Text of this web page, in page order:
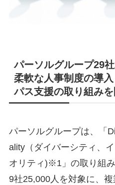
パーソルグループ29
柔軟な人事制度の導
パス支援の取り組みを
パーソルグループは、「
ality（ダイバーシティ、
オリティ)※1」の取り組
9社25,000人を対象に、